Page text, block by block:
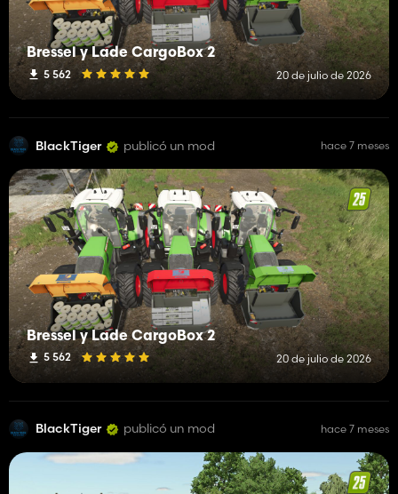
Bressel y Lade CargoBox 2
5 562 20 de julio de 2026
BlackTiger publicó un mod hace 7 meses
Bressel y Lade CargoBox 2
5 562 20 de julio de 2026
BlackTiger publicó un mod hace 7 meses